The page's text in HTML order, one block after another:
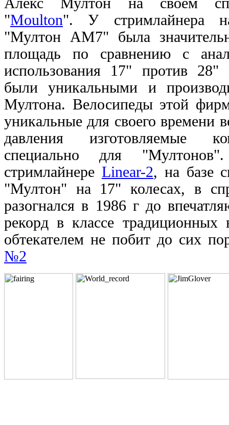
"Moulton". У стримлайнера
"Мултон АМ7" была
площадь по сравнению с
использования 17" против 28"
были уникальными и
Мултона. Велосипеды этой
уникальные для своего времени
давления изготовляемые
специально для
стримлайнере Linear-2, на базе
"Мултон" на 17" колесах, в
разогнался в 1986 г до
рекорд в классе традиционных
обтекателем не побит до сих
№2